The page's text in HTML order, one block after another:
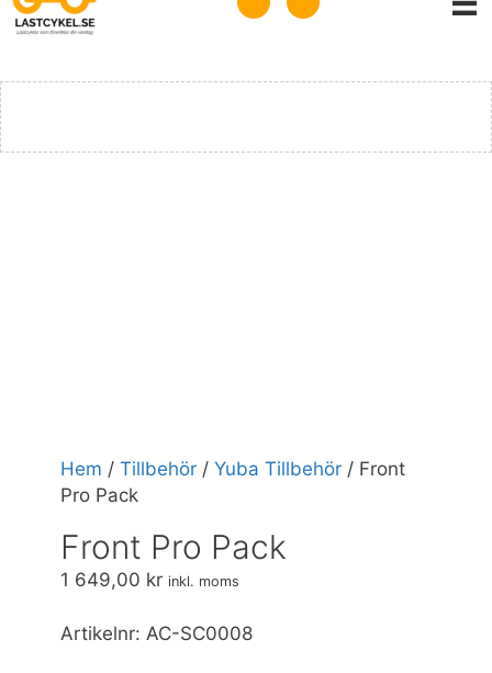
Hem / Tillbehör / Yuba Tillbehör / Front
Pro Pack
Front Pro Pack
1 649,00 kr inkl. moms
Artikelnr: AC-SC0008
webbplatsens
grundläggande
funktioner och
webbplatsen
fungerar inte
på det
avsedda sättet
Dessa cookies